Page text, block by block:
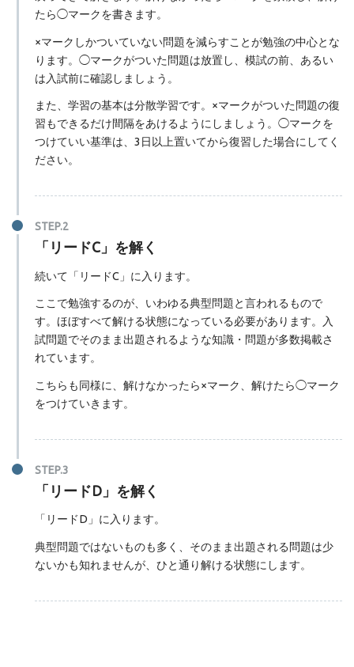
たら◯マークを書きます。
×マークしかついていない問題を減らすことが勉強の中心とな
ります。◯マークがついた問題は放置し、模試の前、あるい
は入試前に確認しましょう。
また、学習の基本は分散学習です。×マークがついた問題の復
習もできるだけ間隔をあけるようにしましょう。◯マークを
つけていい基準は、3日以上置いてから復習した場合にしてく
ださい。
「リードC」を解く
続いて「リードC」に入ります。
ここで勉強するのが、いわゆる典型問題と言われるもので
す。ほぼすべて解ける状態になっている必要があります。入
試問題でそのまま出題されるような知識・問題が多数掲載さ
れています。
こちらも同様に、解けなかったら×マーク、解けたら◯マーク
をつけていきます。
「リードD」を解く
「リードD」に入ります。
典型問題ではないものも多く、そのまま出題される問題は少
ないかも知れませんが、ひと通り解ける状態にします。